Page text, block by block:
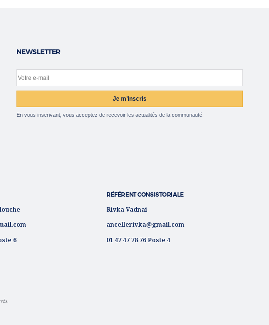
NEWSLETTER
Votre e-mail
Site web
Je m’inscris
En vous inscrivant, vous acceptez de recevoir les actualités de la communauté.
6
RÉFÉRENT CONSISTORIALE
Rivka Vadnai
ancellerivka@gmail.com
01 47 47 78 76 Poste 4